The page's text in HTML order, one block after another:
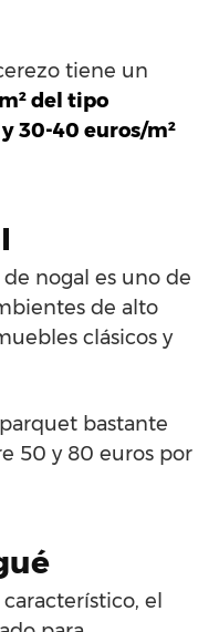
tiene un
del tipo
30-40 euros/m²
nogal es uno de
de alto
clásicos y
bastante
50 y 80 euros por
el